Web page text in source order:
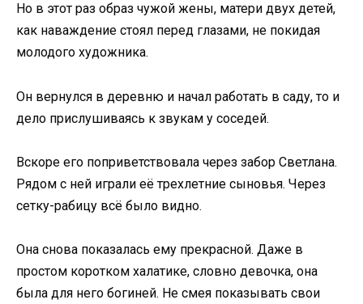
Но в этот раз образ чужой жены, матери двух детей,
как наваждение стоял перед глазами, не покидая
молодого художника.
Он вернулся в деревню и начал работать в саду, то и
дело прислушиваясь к звукам у соседей.
Вскоре его поприветствовала через забор Светлана.
Рядом с ней играли её трехлетние сыновья. Через
сетку-рабицу всё было видно.
Она снова показалась ему прекрасной. Даже в
простом коротком халатике, словно девочка, она
была для него богиней. Не смея показывать свои